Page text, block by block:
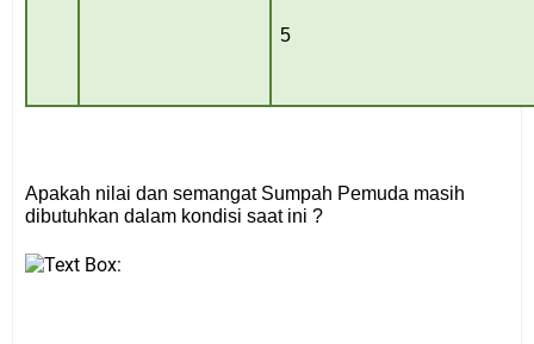
5
Apakah nilai dan semangat Sumpah Pemuda masih
dibutuhkan dalam kondisi saat ini ?